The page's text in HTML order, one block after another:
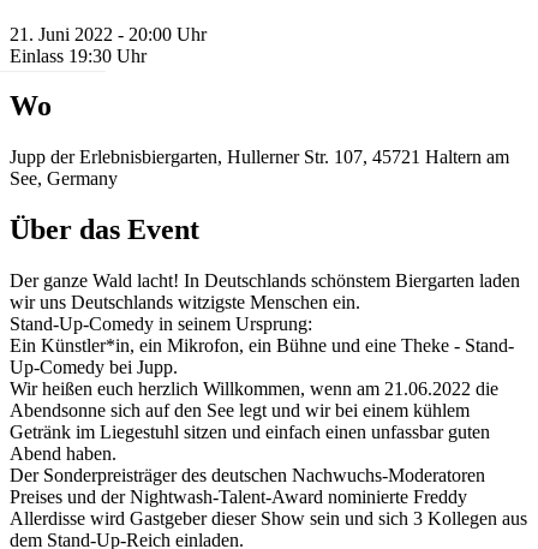
21. Juni 2022 - 20:00 Uhr
Einlass 19:30 Uhr
Wo
Jupp der Erlebnisbiergarten, Hullerner Str. 107, 45721 Haltern am
See, Germany
Über das Event
Der ganze Wald lacht! In Deutschlands schönstem Biergarten laden
wir uns Deutschlands witzigste Menschen ein.
Stand-Up-Comedy in seinem Ursprung:
Ein Künstler*in, ein Mikrofon, ein Bühne und eine Theke - Stand-
Up-Comedy bei Jupp.
Wir heißen euch herzlich Willkommen, wenn am 21.06.2022 die
Abendsonne sich auf den See legt und wir bei einem kühlem
Getränk im Liegestuhl sitzen und einfach einen unfassbar guten
Abend haben.
Der Sonderpreisträger des deutschen Nachwuchs-Moderatoren
Preises und der Nightwash-Talent-Award nominierte Freddy
Allerdisse wird Gastgeber dieser Show sein und sich 3 Kollegen aus
dem Stand-Up-Reich einladen.